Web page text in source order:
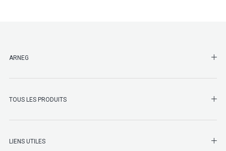
ARNEG
TOUS LES PRODUITS
LIENS UTILES